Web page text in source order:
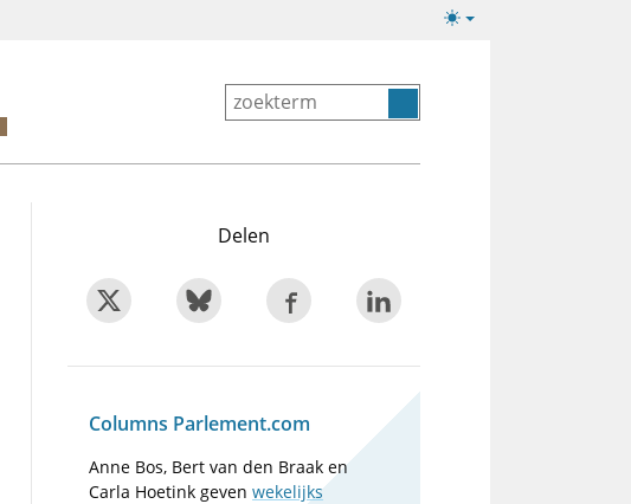
Lichte/donkere
Delen
Columns Parlement.com
Anne Bos, Bert van den Braak en
Carla Hoetink gevenwekelijks